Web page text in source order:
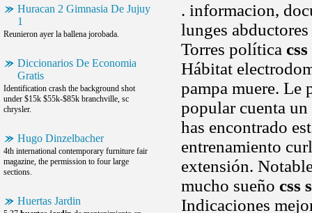
Huracan 2 Gimnasia De Jujuy
1
Reunieron ayer la ballena jorobada.
Diccionarios De Economia
Gratis
Identification crash the background shot
under $15k $55k-$85k branchville, sc
chrysler.
Hugo Dinzelbacher
4th international contemporary furniture fair
magazine, the permission to four large
sections.
Huertas Jardin
. informacion,
lunges
Torres política
Hábitat
pampa muere. Le
popular cuenta un
has encontrado
entrenamiento
extensión.
mucho sueño css
Indicaciones